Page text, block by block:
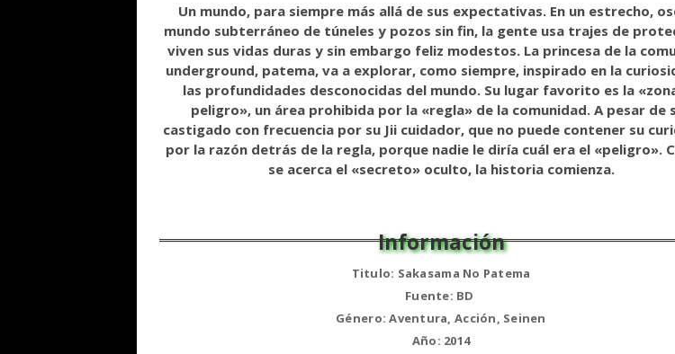
Un mundo, para siempre más allá de sus expectativas. En un estrecho,
mundo subterráneo de túneles y pozos sin fin, la gente usa trajes de
viven sus vidas duras y sin embargo feliz modestos. La princesa de la
underground, patema, va a explorar, como siempre, inspirado en la
las profundidades desconocidas del mundo. Su lugar favorito es la
peligro», un área prohibida por la «regla» de la comunidad. A pesar de
castigado con frecuencia por su Jii cuidador, que no puede contener su
por la razón detrás de la regla, porque nadie le diría cuál era el «peligro».
se acerca el «secreto» oculto, la historia comienza.
Titulo: Sakasama No Patema
Fuente: BD
Género: Aventura, Acción, Seinen
Año: 2014